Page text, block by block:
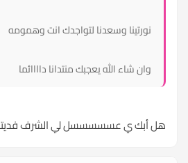
نورتينا وسعدنا لتواجدك انت وهمومه
وان شاء الله يعجبك منتدانا داااائما
هل أبك ي عسسسسسل لي الشرف